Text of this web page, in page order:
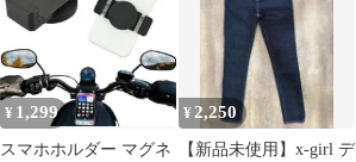
¥ 1,299
スマホホルダー マグネ
¥ 2,250
【新品未使用】x-girl デ